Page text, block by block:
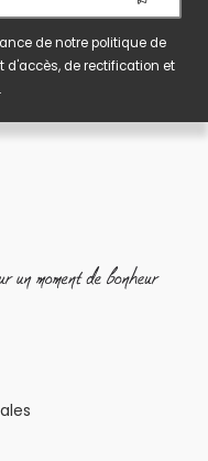
de notrepolitique de
d'accès, de rectification et